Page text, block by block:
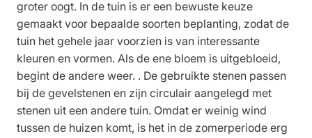
groter oogt. In de tuin is er een bewuste keuze
gemaakt voor bepaalde soorten beplanting, zodat de
tuin het gehele jaar voorzien is van interessante
kleuren en vormen. Als de ene bloem is uitgebloeid,
begint de andere weer. . De gebruikte stenen passen
bij de gevelstenen en zijn circulair aangelegd met
stenen uit een andere tuin. Omdat er weinig wind
tussen de huizen komt, is het in de zomerperiode erg